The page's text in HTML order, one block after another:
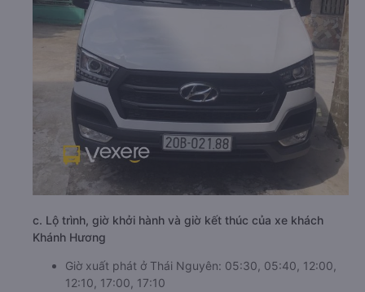
c. Lộ trình, giờ khởi hành và giờ kết thúc của xe khách
Khánh Hương
Giờ xuất phát ở Thái Nguyên: 05:30, 05:40, 12:00,
12:10, 17:00, 17:10